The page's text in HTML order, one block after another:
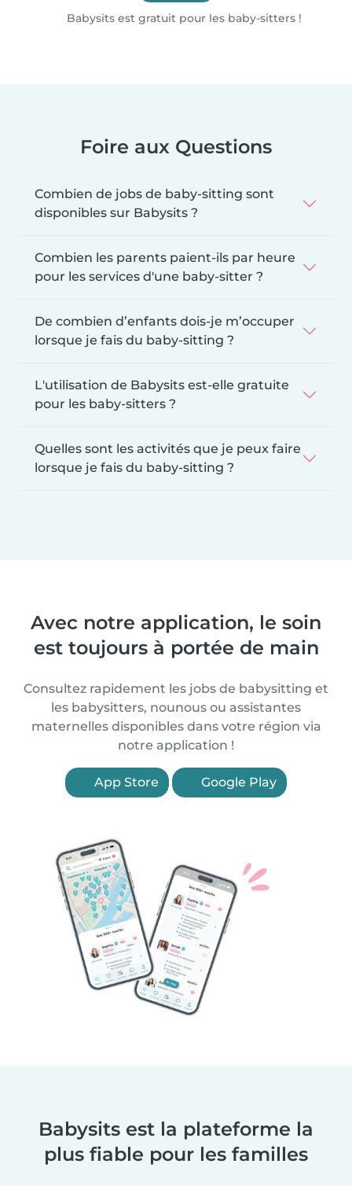
Babysits est gratuit pour les baby-sitters !
Foire aux Questions
Combien de jobs de baby-sitting sont
disponibles sur Babysits ?
Combien les parents paient-ils par heure
pour les services d'une baby-sitter ?
De combien d’enfants dois-je m’occuper
lorsque je fais du baby-sitting ?
L'utilisation de Babysits est-elle gratuite
pour les baby-sitters ?
Quelles sont les activités que je peux faire
lorsque je fais du baby-sitting ?
Avec notre application, le soin
est toujours à portée de main
Consultez rapidement les jobs de babysitting et
les babysitters, nounous ou assistantes
maternelles disponibles dans votre région via
notre application !
App Store Google Play
Babysits est la plateforme la
plus fiable pour les familles